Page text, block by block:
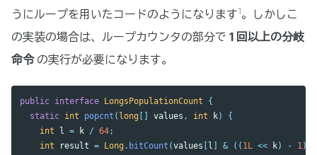
うにループを用いたコードのようになります1。しかしこ
の実装の場合は、ループカウンタの部分で 1 回以上の分岐
命令の実行が必要になります。
public interface LongsPopulationCount
{
static int popcnt ( long values , int k)
{
int
l = k / 64;
int
result = Long . bitCount (values l & (( 1L << k) - 1));